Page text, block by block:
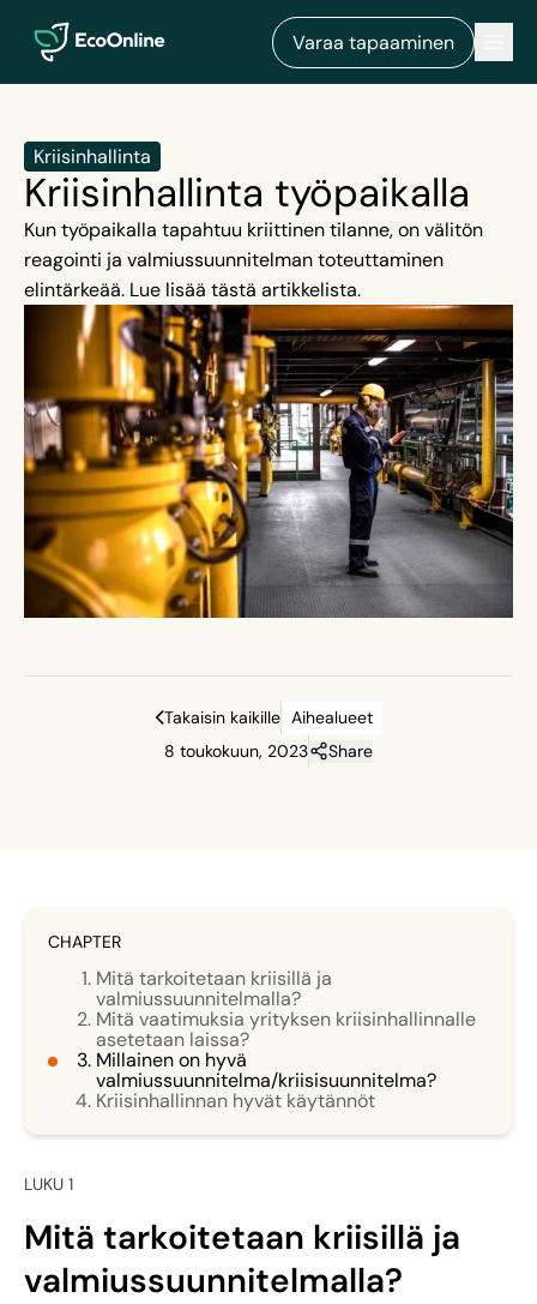
EcoOnline
Varaa tapaaminen
Kriisinhallinta
Kriisinhallinta työpaikalla
Kun työpaikalla tapahtuu kriittinen tilanne, on välitön
reagointi ja valmiussuunnitelman toteuttaminen
elintärkeää. Lue lisää tästä artikkelista.
Takaisin kaikille Aihealueet
8 toukokuun, 2023
Share
CHAPTER
Mitä tarkoitetaan kriisillä ja
valmiussuunnitelmalla?
Mitä vaatimuksia yrityksen kriisinhallinnalle
asetetaan laissa?
Millainen on hyvä
valmiussuunnitelma/kriisisuunnitelma?
Kriisinhallinnan hyvät käytännöt
LUKU 1
Mitä tarkoitetaan kriisillä ja
valmiussuunnitelmalla?